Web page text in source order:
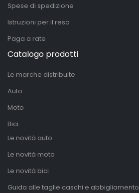
Spese di spedizione
Istruzioni per il reso
Paga a rate
Catalogo prodotti
Le marche distribuite
Auto
Moto
Bici
Le novità auto
Le novità moto
Le novità bici
Guida alle taglie caschi e abbigliamento